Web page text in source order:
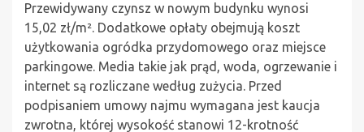
Przewidywany czynsz w nowym budynku wynosi
15,02 zł/m². Dodatkowe opłaty obejmują koszt
użytkowania ogródka przydomowego oraz miejsce
parkingowe. Media takie jak prąd, woda, ogrzewanie i
internet są rozliczane według zużycia. Przed
podpisaniem umowy najmu wymagana jest kaucja
zwrotna, której wysokość stanowi 12-krotność